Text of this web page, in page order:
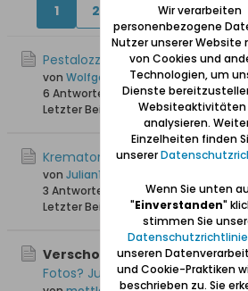
1 2 5 6
Pestalozzischule in Langfuhr
von Wolfgang
6 Antworten
19.372 Hits 0 Likes
Letzter Beitrag
25.06.2026, 20:13
Krematorium Langfuhr
von Julian1204
3 Antworten
154 Hits0 Likes
Letzter Beitrag
29.03.2026, 22:11
Verschoben: Wo findet man
Fotos? Jutta
Wir verarbeiten
personenbezogene
Nutzer unserer Website
von Cookies und
Technologien, um
Dienste
Websiteaktivitäten
analysieren.
Einzelheiten finden
unserer
Wenn Sie unten
"Einverstanden"
stimmen Sie
Datenschutzrichtlinie
unseren
und Cookie-Praktiken
beschrieben zu. Sie